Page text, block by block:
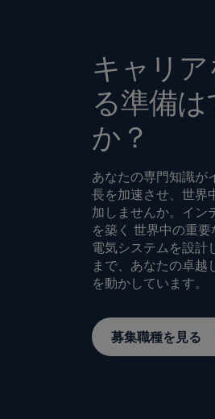
キャリ
る準備
か？
あなたの専門知識が
長を加速させ、世界
加しませんか。イン
を築く 世界中の重
電気システムを設計
まで、あなたの卓越
を動かしています。
募集職種を見る